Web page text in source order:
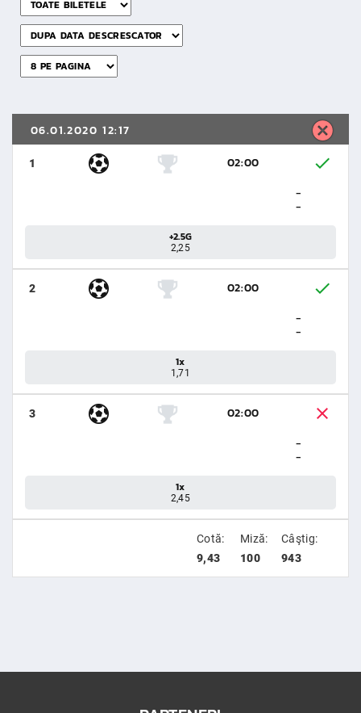
06.01.2020 12:17
1
02:00
-
-
+2.5G
2,25
2
02:00
-
-
1x
1,71
3
02:00
-
-
1x
2,45
Cotă:
9,43
Miză:
100
Câştig:
943